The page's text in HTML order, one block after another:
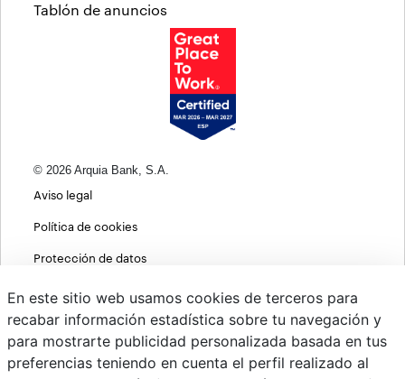
Tablón de anuncios
© 2026 Arquia Bank, S.A.
Aviso legal
Política de cookies
Protección de datos
Política de privacidad web
MIFID
En este sitio web usamos cookies de terceros para
recabar información estadística sobre tu navegación y
para mostrarte publicidad personalizada basada en tus
preferencias teniendo en cuenta el perfil realizado al